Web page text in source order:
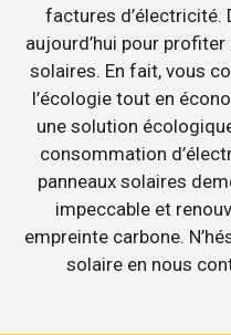
factures d’électricité.
aujourd’hui pour
solaires. En fait, vous
l’écologie tout en
une solution
consommation
panneaux solaires
impeccable et
empreinte carbone.
solaire en nous